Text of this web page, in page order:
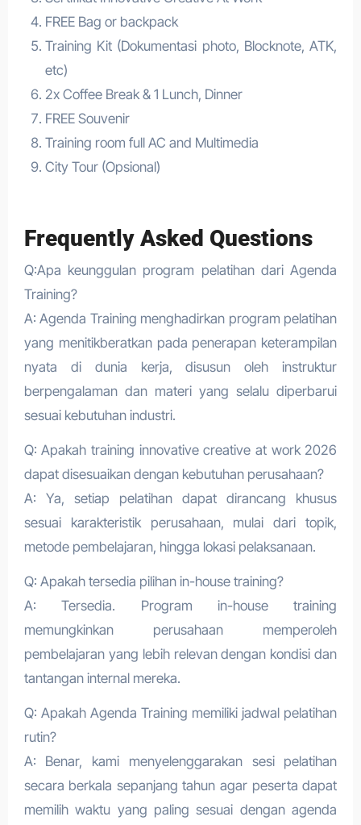
FREE Bag or backpack
Training Kit (Dokumentasi photo, Blocknote, ATK,
etc)
2x Coffee Break & 1 Lunch, Dinner
FREE Souvenir
Training room full AC and Multimedia
City Tour (Opsional)
Frequently Asked Questions
Q:Apa keunggulan program pelatihan dari Agenda
Training?
A: Agenda Training menghadirkan program pelatihan
yang menitikberatkan pada penerapan keterampilan
nyata di dunia kerja, disusun oleh instruktur
berpengalaman dan materi yang selalu diperbarui
sesuai kebutuhan industri.
Q: Apakah training innovative creative at work 2026
dapat disesuaikan dengan kebutuhan perusahaan?
A: Ya, setiap pelatihan dapat dirancang khusus
sesuai karakteristik perusahaan, mulai dari topik,
metode pembelajaran, hingga lokasi pelaksanaan.
Q: Apakah tersedia pilihan in-house training?
A: Tersedia. Program in-house training
memungkinkan perusahaan memperoleh
pembelajaran yang lebih relevan dengan kondisi dan
tantangan internal mereka.
Q: Apakah Agenda Training memiliki jadwal pelatihan
rutin?
A: Benar, kami menyelenggarakan sesi pelatihan
secara berkala sepanjang tahun agar peserta dapat
memilih waktu yang paling sesuai dengan agenda